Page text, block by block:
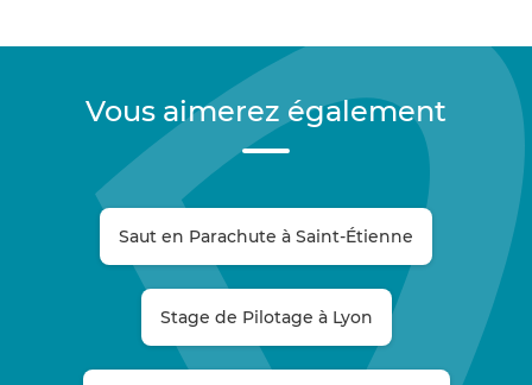
Vous aimerez également
Saut en Parachute à Saint-Étienne
Stage de Pilotage à Lyon